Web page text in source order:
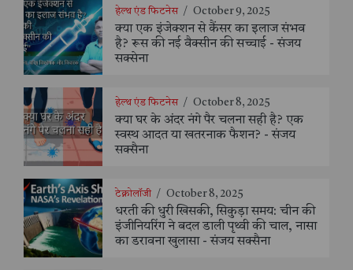
हेल्थ एंड फिटनेस / October 9, 2025
क्या एक इंजेक्शन से कैंसर का इलाज संभव
है? रूस की नई वैक्सीन की सच्चाई - संजय
सक्सेना
हेल्थ एंड फिटनेस / October 8, 2025
क्या घर के अंदर नंगे पैर चलना सही है? एक
स्वस्थ आदत या खतरनाक फैशन? - संजय
सक्सैना
टेक्नोलॉजी / October 8, 2025
धरती की धुरी खिसकी, सिकुड़ा समय: चीन की
इंजीनियरिंग ने बदल डाली पृथ्वी की चाल, नासा
का डरावना खुलासा - संजय सक्सैना